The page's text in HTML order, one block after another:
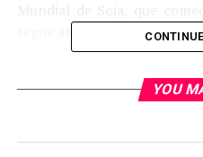
segue até hoje, em Londrina
fruto direto da
YOU